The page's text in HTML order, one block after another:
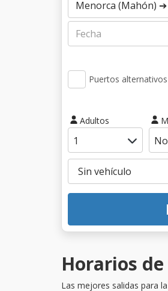
Puertos alternativos
Adultos
Horarios
Las mejores salidas para